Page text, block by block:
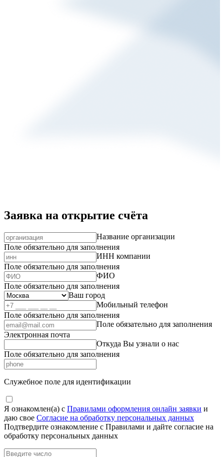
Заявка на открытие счёта
Название организации
Поле обязательно для заполнения
ИНН компании
Поле обязательно для заполнения
ФИО
Поле обязательно для заполнения
Ваш город
Мобильный телефон
Поле обязательно для заполнения
Поле обязательно для заполнения
Электронная почта
Откуда Вы узнали о нас
Поле обязательно для заполнения
Служебное поле для идентификации
Я ознакомлен(а) с Правилами оформления онлайн заявки и
даю свое Согласие на обработку персональных данных
Подтвердите ознакомление с Правилами и дайте согласие на
обработку персональных данных